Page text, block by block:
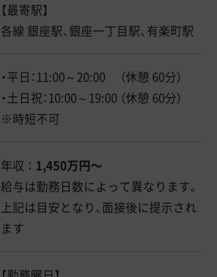
【最寄駅】
各線 銀座駅、銀座一丁目駅、有楽町駅
・平日：11:00～20:00 （休憩 60分）
・土日祝：10:00～19:00 （休憩 60分）
※時短不可
年収 ： 1,450万円〜
給与は勤務日数によって異なります。
上記は目安となり、面接後に提示され
ます